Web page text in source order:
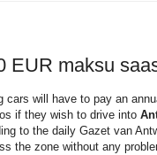
EUR maksu
cars will have to pay an
if they wish to drive into
to the daily Gazet van
the zone without any